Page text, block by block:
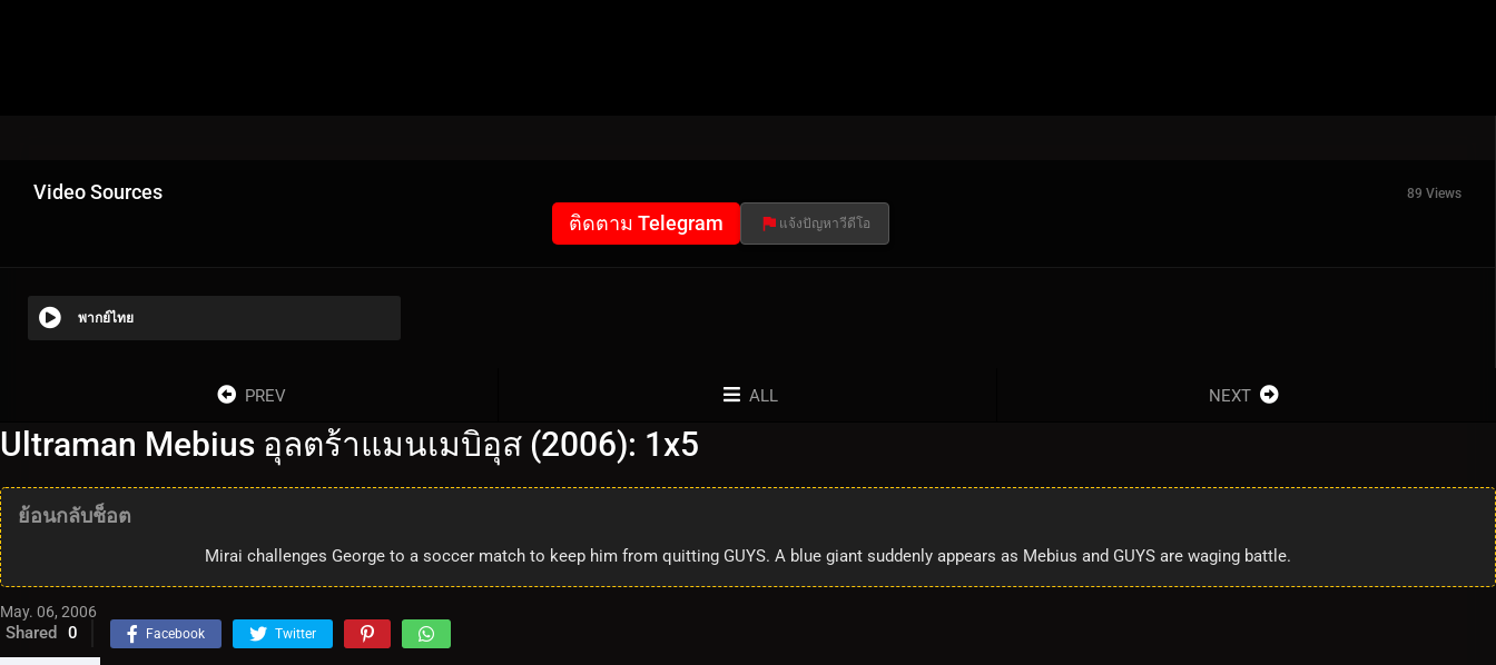
Video Sources 89 Views
ติดตาม Telegram แจ้งปัญหาวีดีโอ
พากย์ไทย
PREV ALL NEXT
Ultraman Mebius อุลตร้าแมนเมบิอุส (2006): 1x5
ย้อนกลับช็อต
Mirai challenges George to a soccer match to keep him from quitting GUYS. A blue giant suddenly appears as Mebius and GUYS are waging battle.
May. 06, 2006
Shared 0 Facebook Twitter